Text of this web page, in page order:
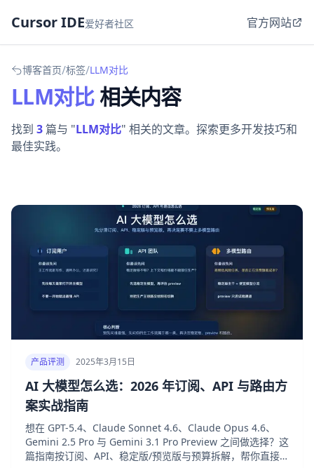
Cursor IDE爱好者社区 官方网站
博客首页/标签/LLM对比
LLM对比相关内容
找到 3篇与 "LLM对比" 相关的文章。探索更多开发技巧和
最佳实践。
产品评测 2025年3月15日
AI 大模型怎么选：2026 年订阅、API 与路由方
案实战指南
想在 GPT-5.4、Claude Sonnet 4.6、Claude Opus 4.6、
Gemini 2.5 Pro 与 Gemini 3.1 Pro Preview 之间做选择？这
篇指南按订阅、API、稳定版/预览版与预算拆解，帮你直接